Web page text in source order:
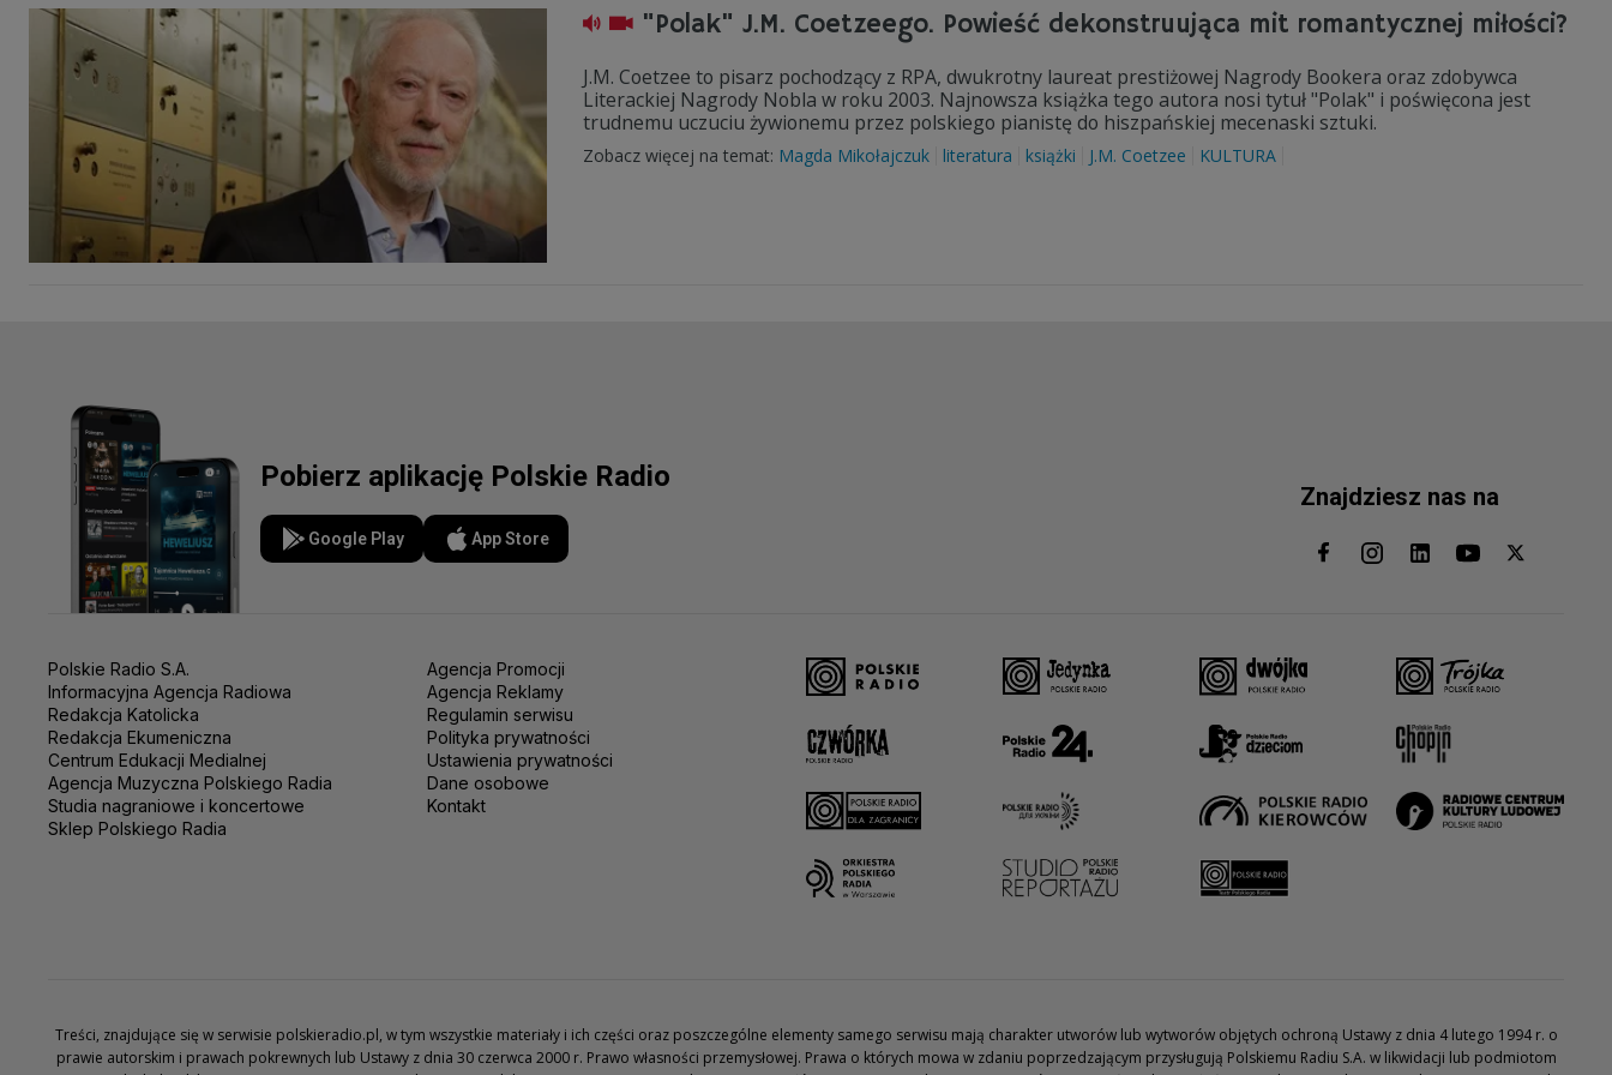
"Polak" J.M. Coetzeego. Powieść dekonstruująca mit romantycznej miłości?
J.M. Coetzee to pisarz pochodzący z RPA, dwukrotny laureat prestiżowej Nagrody Bookera oraz zdobywca
Literackiej Nagrody Nobla w roku 2003. Najnowsza książka tego autora nosi tytuł "Polak" i poświęcona jest
trudnemu uczuciu żywionemu przez polskiego pianistę do hiszpańskiej mecenaski sztuki.
Zobacz więcej na temat: Magda Mikołajczuk literatura książki J.M. Coetzee KULTURA
Pobierz aplikację Polskie Radio
Google Play App Store
Znajdziesz nas na
Polskie Radio S.A.
Informacyjna Agencja Radiowa
Redakcja Katolicka
Redakcja Ekumeniczna
Centrum Edukacji Medialnej
Agencja Muzyczna Polskiego Radia
Studia nagraniowe i koncertowe
Sklep Polskiego Radia
Agencja Promocji
Agencja Reklamy
Regulamin serwisu
Polityka prywatności
Ustawienia prywatności
Dane osobowe
Kontakt
Treści, znajdujące się w serwisie polskieradio.pl, w tym wszystkie materiały i ich części oraz poszczególne elementy samego serwisu mają charakter utworów lub wytworów objętych ochroną Ustawy z dnia 4 lutego 1994 r. o
prawie autorskim i prawach pokrewnych lub Ustawy z dnia 30 czerwca 2000 r. Prawo własności przemysłowej. Prawa o których mowa w zdaniu poprzedzającym przysługują Polskiemu Radiu S.A. w likwidacji lub podmiotom